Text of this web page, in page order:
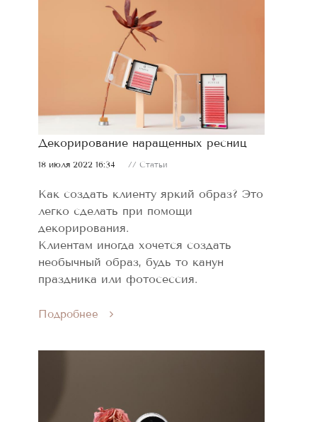
Декорирование наращенных ресниц
18 июля 2022 16:34 // Статьи
Как создать клиенту яркий образ? Это
легко сделать при помощи
декорирования.
Клиентам иногда хочется создать
необычный образ, будь то канун
праздника или фотосессия.
Подробнее